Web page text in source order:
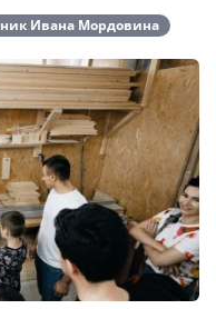
Ивана Мордовина